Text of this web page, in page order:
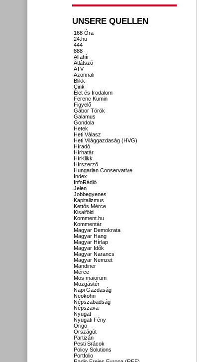
UNSERE QUELLEN
168 Óra
24.hu
444
888
Alfahír
Átlátszó
ATV
Azonnali
Blikk
Cink
Élet és Irodalom
Ferenc Kumin
Figyelő
Gábor Török
Galamus
Gondola
Hetek
Heti Válasz
Heti Világgazdaság (HVG)
Híradó
Hírhatár
HírKlikk
Hírszerző
Hungarian Conservative
Index
InfoRádió
Jelen
Jobbegyenes
Kapitalizmus
Kettős Mérce
Kisalföld
Komment.hu
Kommentár
Magyar Demokrata
Magyar Hang
Magyar Hírlap
Magyar Idők
Magyar Narancs
Magyar Nemzet
Mandiner
Mérce
Mos maiorum
Mozgástér
Napi Gazdaság
Neokohn
Népszabadság
Népszava
Nyugat
Nyugati Fény
Origo
Országút
Partizán
Pesti Srácok
Policy Solutions
Portfolio